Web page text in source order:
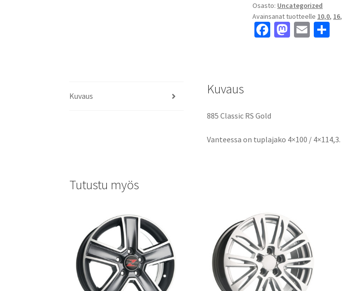
Osasto: Uncategorized
Avainsanat tuotteelle 10,0, 16,
Fa
k
M E
Kuvaus Kuvaus
885 Classic RS Gold
Vanteessa on tuplajako 4×100 / 4×114,3.
Tutustu myös